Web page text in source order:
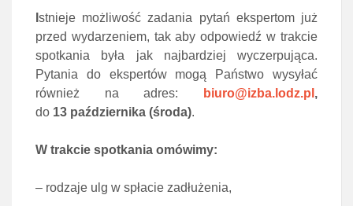
stnieje możliwość zadania pytań ekspertom już
przed wydarzeniem, tak aby odpowiedź w trakcie
spotkania była jak najbardziej wyczerpująca.
Pytania do ekspertów mogą Państwo wysyłać
również na adres:
biuro@izba.lodz.pl ,
do 13 października (środa).
W trakcie spotkania omówimy:
– rodzaje ulg w spłacie zadłużenia,